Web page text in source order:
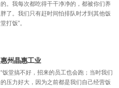
的。我每次都吃得干干净净的，都被你们养
胖了。我们只有赶时间怕排队时才到其他饭
堂打饭”。
惠州晶惠工业
“饭堂搞不好，招来的员工也会跑；当时我们
的压力好大，因为之前都是我们自己经营饭